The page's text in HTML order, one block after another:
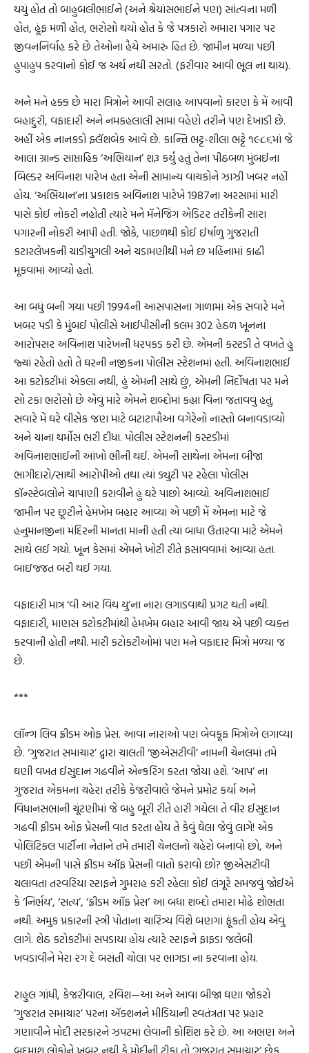
થયું હોત તો બાહુબલીભાઈને (અને શ્રેયાંસભાઈને પણ) સાંત્વના મળી
હોત, હૂંફ મળી હોત, ભરોસો થયો હોત કે જે પત્રકારો અમારા પગાર પર
જીવનનિર્વાહ કરે છે તેઓના હૈયે અમારું હિત છે. જામીન મળ્યા પછી
હુપાહુપ કરવાનો કોઈ જ અર્થ નથી સરતો. (ફરીવાર આવી ભૂલ ના થાય).
અને મને હક્ક છે મારા મિત્રોને આવી સલાહ આપવાનો કારણ કે મેં આવી
બહાદુરી, વફાદારી અને નમકહલાલી સામા વહેણે તરીને પણ દેખાડી છે.
અહીં એક નાનકડો ફ્લૅશબેક આવે છે. કાન્તિ ભટ્ટ-શીલા ભટ્ટે ૧૯૮૬માં જે
આલા ગ્રાન્ડ સાપ્તાહિક ‘અભિયાન’ શરૂ કર્યું હતું તેના પીઠબળ મુંબઈના
બિલ્ડર અવિનાશ પારેખ હતા એની સામાન્ય વાચકોને ઝાઝી ખબર નહીં
હોય. ‘અભિયાન’ના પ્રકાશક અવિનાશ પારેખે 1987ના અરસામાં મારી
પાસે કોઈ નોકરી નહોતી ત્યારે મને મૅનેજિંગ એડિટર તરીકેની સારા
પગારની નોકરી આપી હતી. જોકે, પાછળથી કોઈ ઈર્ષાળુ ગુજરાતી
કટારલેખકની ચાડીચુગલી અને ચડામણીથી મને છ મહિનામાં કાઢી
મૂકવામાં આવ્યો હતો.
આ બધું બની ગયા પછી 1994ની આસપાસના ગાળામાં એક સવારે મને
ખબર પડી કે મુંબઈ પોલીસે આઈપીસીની કલમ 302 હેઠળ ખૂનના
આરોપસર અવિનાશ પારેખની ધરપકડ કરી છે. એમની કસ્ટડી તે વખતે હું
જ્યાં રહેતો હતો તે ઘરની નજીકના પોલીસ સ્ટેશનમાં હતી. અવિનાશભાઈ
આ કટોકટીમાં એકલા નથી, હું એમની સાથે છું, એમની નિર્દોષતા પર મને
સો ટકા ભરોસો છે એવું મારે એમને શબ્દોમાં કહ્યા વિના જતાવવું હતું.
સવારે મેં ઘરે વીસેક જણ માટે બટાટાપૌઆ વગેરેનો નાસ્તો બનાવડાવ્યો
અને ચાના થર્મોસ ભરી દીધા. પોલીસ સ્ટેશનની કસ્ટડીમાં
અવિનાશભાઈની આંખો ભીની થઈ. એમની સાથેના એમના બીજા
ભાગીદારો/સાથી આરોપીઓ તથા ત્યાં ડ્યુટી પર રહેલા પોલીસ
કૉન્સ્ટેબલોને ચાપાણી કરાવીને હું ઘરે પાછો આવ્યો. અવિનાશભાઈ
જામીન પર છૂટીને હેમખેમ બહાર આવ્યા એ પછી મેં એમના માટે જે
હનુમાનજીના મંદિરની માનતા માની હતી ત્યાં બાધા ઉતારવા માટે એમને
સાથે લઈ ગયો. ખૂન કેસમાં એમને ખોટી રીતે ફસાવવામાં આવ્યા હતા.
બાઇજ્જત બરી થઈ ગયા.
વફાદારી માત્ર ‘વી આર વિથ યુ’ના નારા લગાડવાથી પ્રગટ થતી નથી.
વફાદારી, માણસ કટોકટીમાંથી હેમખેમ બહાર આવી જાય એ પછી વ્યક્ત
કરવાની હોતી નથી. મારી કટોકટીઓમાં પણ મને વફાદાર મિત્રો મળ્યા જ
છે.
***
લૉન્ગ લિવ ફ્રીડમ ઓફ પ્રેસ. આવા નારાઓ પણ બેવકૂફ મિત્રોએ લગાવ્યા
છે. ‘ગુજરાત સમાચાર’ દ્વારા ચાલતી ‘જીએસટીવી’ નામની ચેનલમાં તમે
ઘણી વખત ઈસુદાન ગઢવીને એન્કરિંગ કરતા જોયા હશે. ‘આપ’ ના
ગુજરાત એકમના ચહેરા તરીકે કેજરીવાલે જેમને પ્રમોટ કર્યા અને
વિધાનસભાની ચૂંટણીમાં જે બહુ બૂરી રીતે હારી ગયેલા તે વીર ઈસુદાન
ગઢવી ફ્રીડમ ઓફ પ્રેસની વાત કરતા હોય તે કેવું ઘેલા જેવું લાગે! એક
પોલિટિકલ પાર્ટીના નેતાને તમે તમારી ચેનલનો ચહેરો બનાવો છો, અને
પછી એમની પાસે ફ્રીડમ ઑફ પ્રેસની વાતો કરાવો છો? જીએસટીવી
ચલાવતા તરવરિયા સ્ટાફને ગુમરાહ કરી રહેલા કોઈ લંગૂરે સમજવું જોઈએ
કે ‘નિર્ભય’, ‘સત્ય’, ‘ફ્રીડમ ઑફ પ્રેસ’ આ બધા શબ્દો તમારા મોઢે શોભતા
નથી. અમુક પ્રકારની સ્ત્રી પોતાના ચારિત્ર્ય વિશે બણગાં ફૂંકતી હોય એવું
લાગે. શેઠ કટોકટીમાં સપડાયા હોય ત્યારે સ્ટાફને ફાફડા જલેબી
ખવડાવીને મેરા રંગ દે બસંતી ચોલા પર ભાંગડા ના કરવાના હોય.
રાહુલ ગાંધી, કેજરીવાલ, રવિશ—આ અને આવા બીજા ઘણા જોકરો
‘ગુજરાત સમાચાર’ પરના ઍક્શનને મીડિયાની સ્વતંત્રતા પર પ્રહાર
ગણાવીને મોદી સરકારને ઝપટમાં લેવાની કોશિશ કરે છે. આ અભણ અને